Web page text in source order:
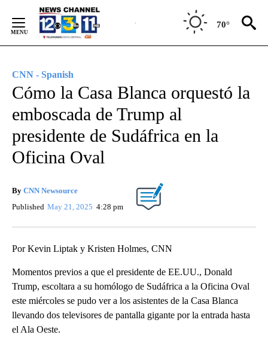
Content
70°
CNN - Spanish
Cómo la Casa Blanca orquestó la
emboscada de Trump al
presidente de Sudáfrica en la
Oficina Oval
By CNN Newsource
Published May 21, 2025 4:28 pm
Por Kevin Liptak y Kristen Holmes, CNN
Momentos previos a que el presidente de EE.UU., Donald
Trump, escoltara a su homólogo de Sudáfrica a la Oficina Oval
este miércoles se pudo ver a los asistentes de la Casa Blanca
llevando dos televisores de pantalla gigante por la entrada hasta
el Ala Oeste.